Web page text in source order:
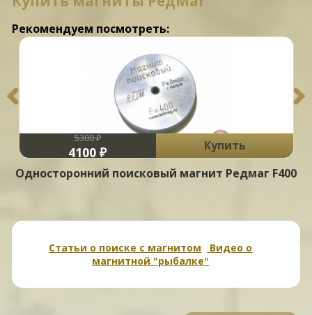
Рекомендуем посмотреть:
5300 ₽
4100 ₽
Купить
Односторонний поисковый магнит Редмаг F400
Статьи о поиске с магнитом
Видео о
магнитной "рыбалке"